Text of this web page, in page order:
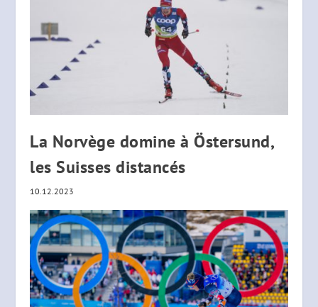
La Norvège domine à Östersund,
les Suisses distancés
10.12.2023